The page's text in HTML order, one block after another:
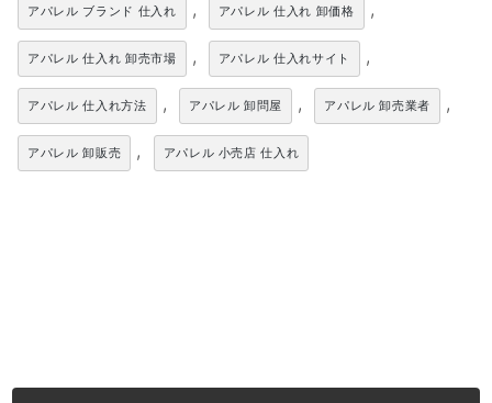
アパレル ブランド 仕入れ , アパレル 仕入れ 卸価格 ,
アパレル 仕入れ 卸売市場 , アパレル 仕入れサイト ,
アパレル 仕入れ方法 , アパレル 卸問屋 , アパレル 卸売業者 ,
アパレル 卸販売 , アパレル 小売店 仕入れ